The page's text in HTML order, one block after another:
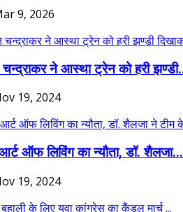
9, 2026
ने आस्था ट्रेन को हरी
19, 2024
ऑफ लिविंग का न्यौता, डॉ. शैलजा...
19, 2024